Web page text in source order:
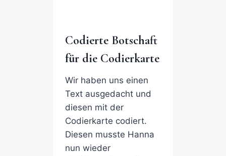
Codierte Botschaft
für die Codierkarte
Wir haben uns einen
Text ausgedacht und
diesen mit der
Codierkarte codiert.
Diesen musste Hanna
nun wieder